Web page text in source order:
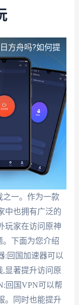
方舟吗?如何提
之一。作为一款
中也拥有广泛的
玩家在访问原神
。下面为您介绍
:回国加速器可以
显著提升访问原
回国VPN可以帮
。同时也能提升